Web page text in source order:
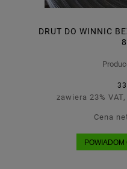
DRUT DO WINNIC
zawiera 23%
Cena
POWIADOM